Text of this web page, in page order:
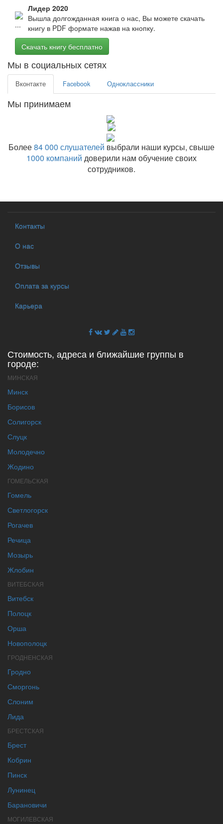
Лидер 2020
Вышла долгожданная книга о нас, Вы можете скачать
книгу в PDF формате нажав на кнопку.
Скачать книгу бесплатно
Мы в социальных сетях
Вконтакте Facebook Одноклассники
Мы принимаем
Более84 000 слушателей выбрали наши курсы, свыше
1000 компаний доверили нам обучение своих
сотрудников.
Контакты
О нас
Отзывы
Оплата за курсы
Карьера
Стоимость, адреса и ближайшие группы в
городе:
МИНСКАЯ
Минск
Борисов
Солигорск
Слуцк
Молодечно
Жодино
ГОМЕЛЬСКАЯ
Гомель
Светлогорск
Рогачев
Речица
Мозырь
Жлобин
ВИТЕБСКАЯ
Витебск
Полоцк
Орша
Новополоцк
ГРОДНЕНСКАЯ
Гродно
Сморгонь
Слоним
Лида
БРЕСТСКАЯ
Брест
Кобрин
Пинск
Лунинец
Барановичи
МОГИЛЕВСКАЯ